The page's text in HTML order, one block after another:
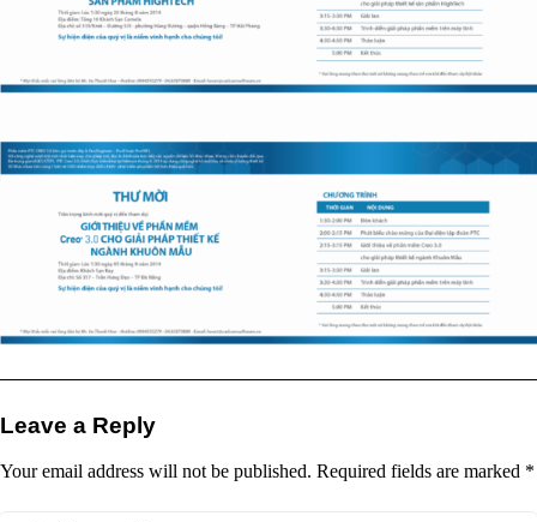
Leave a Reply
Your email address will not be published. Required fields are marked *